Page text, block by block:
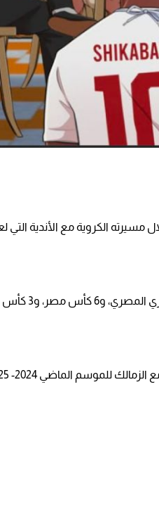
وتوج شيكابالا
2024- 2025 على حساب بيراميدز.